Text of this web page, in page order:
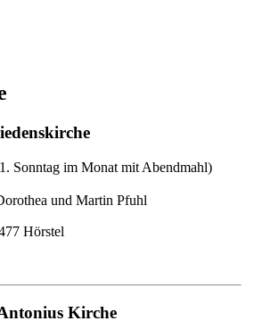
Sonntag im Monat mit Abendmahl)
und Martin Pfuhl
Hörstel
Kirche